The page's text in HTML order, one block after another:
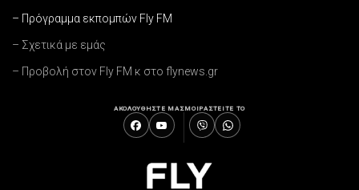
– Πρόγραμμα εκπομπών Fly FM
– Σχετικά με εμάς
– Προβολή στον Fly FM κ στο flynews.gr
ΑΚΟΛΟΥΘΗΣΤΕ ΜΑΣΜΟΙΡΑΣΤΕΙΤΕ ΤΟ